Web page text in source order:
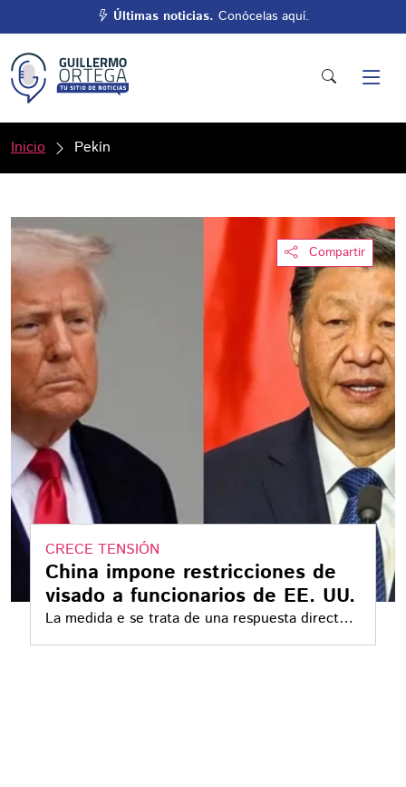
Últimas noticias. Conócelas aquí.
Inicio Pekín
Compartir
CRECE TENSIÓN
China impone restricciones de
visado a funcionarios de EE. UU.
La medida e se trata de una respuesta directa a
las sanciones migratorias impuestas